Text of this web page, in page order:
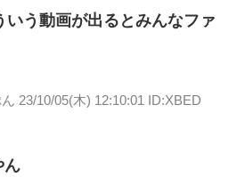
う動画が出るとみんなファ
23/10/05(木) 12:10:01 ID:XBED
ん